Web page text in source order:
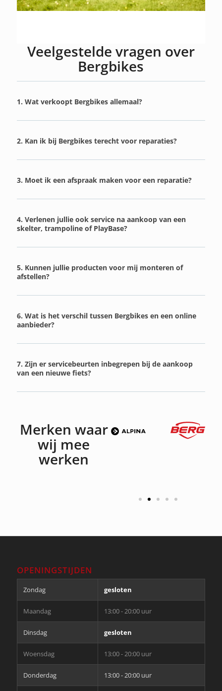
Veelgestelde vragen over
Bergbikes
1. Wat verkoopt Bergbikes allemaal?
2. Kan ik bij Bergbikes terecht voor reparaties?
3. Moet ik een afspraak maken voor een reparatie?
4. Verlenen jullie ook service na aankoop van een
skelter, trampoline of PlayBase?
5. Kunnen jullie producten voor mij monteren of
afstellen?
6. Wat is het verschil tussen Bergbikes en een online
aanbieder?
7. Zijn er servicebeurten inbegrepen bij de aankoop
van een nieuwe fiets?
Merken waar
wij mee
werken
OPENINGSTIJDEN
Zondag gesloten
Maandag 13:00 - 20:00 uur
Dinsdag gesloten
Woensdag 13:00 - 20:00 uur
Donderdag 13:00 - 20:00 uur